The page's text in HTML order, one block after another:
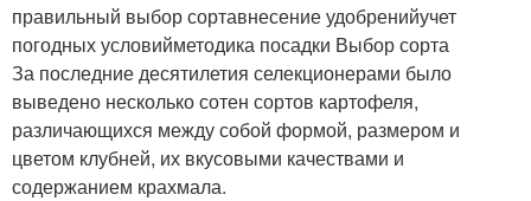
правильный выбор сортавнесение удобренийучет
погодных условийметодика посадки Выбор сорта
За последние десятилетия селекционерами было
выведено несколько сотен сортов картофеля,
различающихся между собой формой, размером и
цветом клубней, их вкусовыми качествами и
содержанием крахмала.